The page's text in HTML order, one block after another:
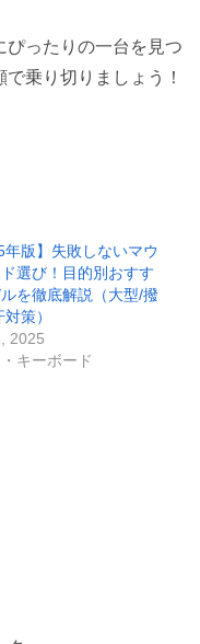
ったりの一台を見つ
乗り切りましょう！
年版】失敗しないマウ
選び！目的別おすす
を徹底解説（大型/撥
策）
2025
キーボード